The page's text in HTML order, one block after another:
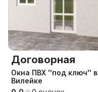
Договорная
Окна ПВХ ''под ключ'' в
Вилейке